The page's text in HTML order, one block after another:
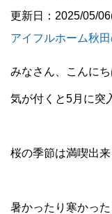
更新日：2025/05/
アイフルホーム秋田
みなさん、こんに
気が付くと5月に突
桜の季節は満喫出
暑かったり寒かっ